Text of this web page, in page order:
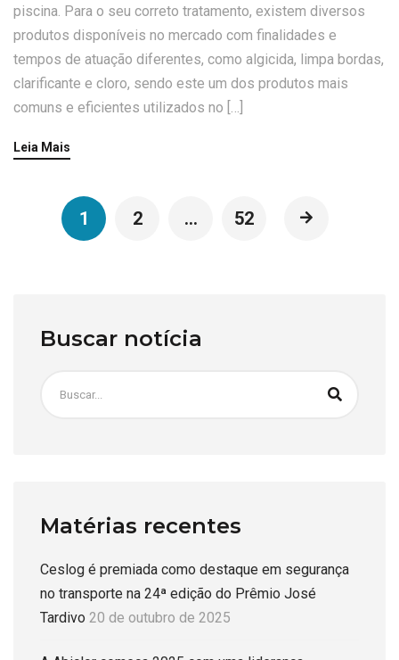
piscina. Para o seu correto tratamento, existem diversos
produtos disponíveis no mercado com finalidades e
tempos de atuação diferentes, como algicida, limpa bordas,
clarificante e cloro, sendo este um dos produtos mais
comuns e eficientes utilizados no […]
Leia Mais
1 2 … 52
Buscar notícia
Matérias recentes
Ceslog é premiada como destaque em segurança
no transporte na 24ª edição do Prêmio José
Tardivo 20 de outubro de 2025